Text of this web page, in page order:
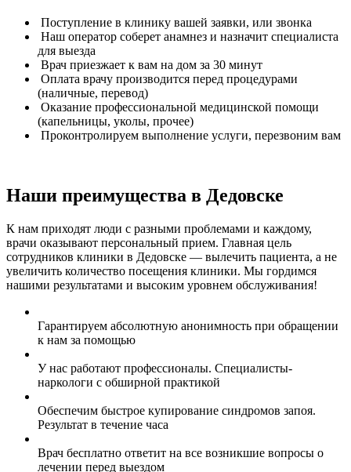
Поступление в клинику вашей заявки, или звонка
Наш оператор соберет анамнез и назначит специалиста
для выезда
Врач приезжает к вам на дом за 30 минут
Оплата врачу производится перед процедурами
(наличные, перевод)
Оказание профессиональной медицинской помощи
(капельницы, уколы, прочее)
Проконтролируем выполнение услуги, перезвоним вам
Наши преимущества в Дедовске
К нам приходят люди с разными проблемами и каждому,
врачи оказывают персональный прием. Главная цель
сотрудников клиники в Дедовске — вылечить пациента, а не
увеличить количество посещения клиники. Мы гордимся
нашими результатами и высоким уровнем обслуживания!
Гарантируем абсолютную анонимность при обращении
к нам за помощью
У нас работают профессионалы. Специалисты-
наркологи с обширной практикой
Обеспечим быстрое купирование синдромов запоя.
Результат в течение часа
Врач бесплатно ответит на все возникшие вопросы о
лечении перед выездом